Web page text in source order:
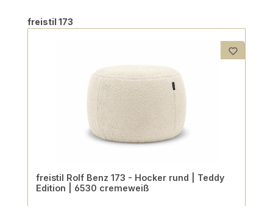
Produktgalerie überspringen
freistil 173
freistil Rolf Benz 173 - Hocker rund | Teddy
Edition | 6530 cremeweiß